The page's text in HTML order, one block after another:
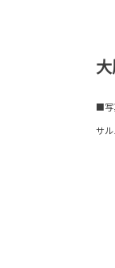
■写
サル